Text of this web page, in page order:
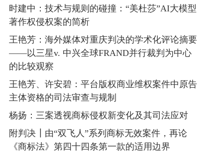
时建中：技术与规则的碰撞：“美杜莎”AI大模型
著作权侵权案的简析
王艳芳：海外媒体对重庆判决的学术化评论摘要
——以三星v. 中兴全球FRAND并行裁判为中心
的比较观察
王艳芳、许安碧：平台版权商业维权案件中原告
主体资格的司法审查与规制
杨扬：三案透视商标侵权新变化及其司法应对
附判决┃由“双飞人”系列商标无效案件，再论
《商标法》第四十四条第一款的适用边界